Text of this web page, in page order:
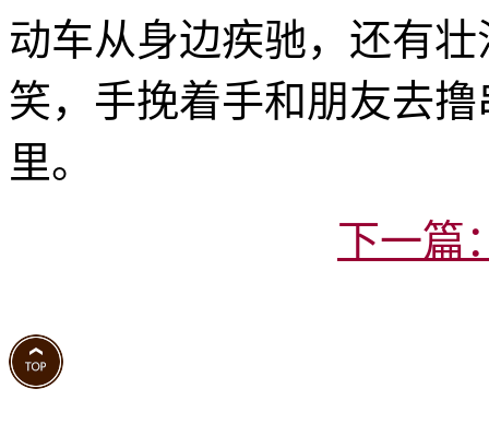
动车从身边疾驰，还有
笑，手挽着手和朋友去
里。
下一篇